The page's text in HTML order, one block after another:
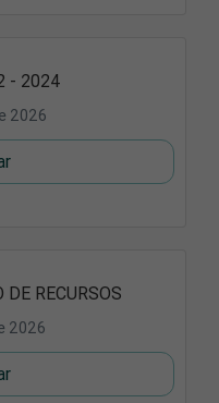
- 2024
2026
DE RECURSOS
2026